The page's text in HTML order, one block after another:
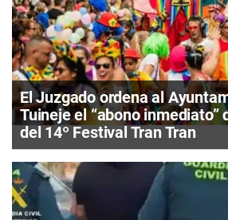
El Juzgado ordena al
Tuineje el “abono inmediato”
del 14º Festival Tran Tran